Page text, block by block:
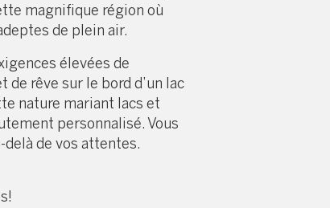
magnifique région où
de plein air.
élevées de
rêve sur le bord d’un lac
nature mariant lacs et
personnalisé. Vous
de vos attentes.